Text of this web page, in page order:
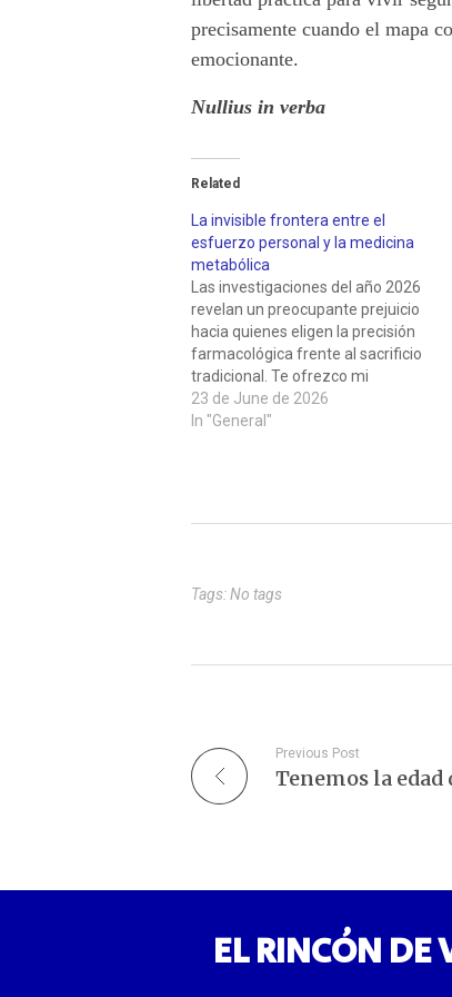
precisamente cuando el mapa
emocionante.
Nullius in verba
Related
La invisible frontera entre el
esfuerzo personal y la medicina
metabólica
Las investigaciones del año 2026
revelan un preocupante prejuicio
hacia quienes eligen la precisión
farmacológica frente al sacrificio
tradicional. Te ofrezco mi
reflexión sobre el nuevo estigma
de los GLP-1 y la urgencia de una
23 de June de 2026
In "General"
Tags: No tags
Previous Post
EL RINCÓN DE